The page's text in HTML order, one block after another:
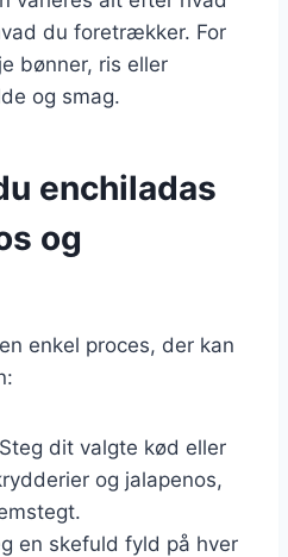
du foretrækker. For
bønner, ris eller
og smag.
enchiladas
og
enkel proces, der kan
dit valgte kød eller
og jalapenos,
en skefuld fyld på hver